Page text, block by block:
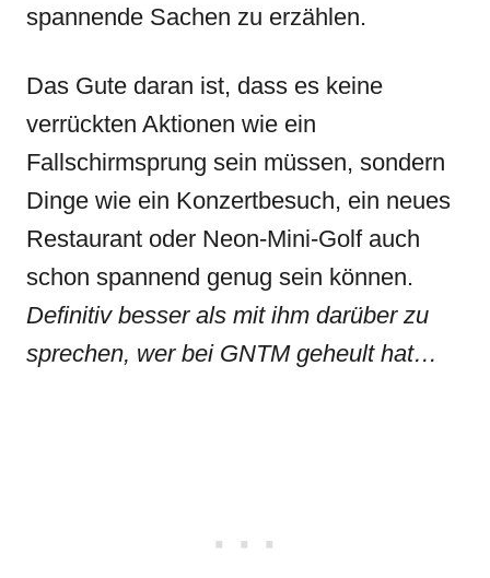
spannende Sachen zu erzählen.
Das Gute daran ist, dass es keine
verrückten Aktionen wie ein
Fallschirmsprung sein müssen, sondern
Dinge wie ein Konzertbesuch, ein neues
Restaurant oder Neon-Mini-Golf auch
schon spannend genug sein können.
Definitiv besser als mit ihm darüber zu
sprechen, wer bei GNTM geheult hat…